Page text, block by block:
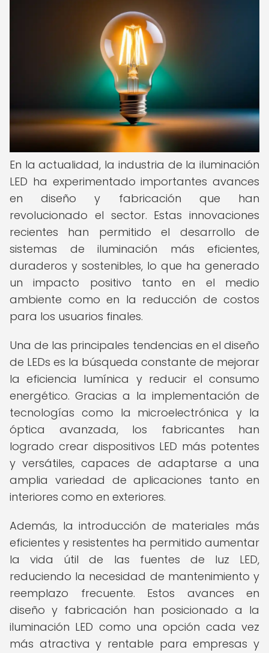
En la actualidad, la industria de la iluminación
LED ha experimentado importantes avances
en diseño y fabricación que han
revolucionado el sector. Estas innovaciones
recientes han permitido el desarrollo de
sistemas de iluminación más eficientes,
duraderos y sostenibles, lo que ha generado
un impacto positivo tanto en el medio
ambiente como en la reducción de costos
para los usuarios finales.
Una de las principales tendencias en el diseño
de LEDs es la búsqueda constante de mejorar
la eficiencia lumínica y reducir el consumo
energético. Gracias a la implementación de
tecnologías como la microelectrónica y la
óptica avanzada, los fabricantes han
logrado crear dispositivos LED más potentes
y versátiles, capaces de adaptarse a una
amplia variedad de aplicaciones tanto en
interiores como en exteriores.
Además, la introducción de materiales más
eficientes y resistentes ha permitido aumentar
la vida útil de las fuentes de luz LED,
reduciendo la necesidad de mantenimiento y
reemplazo frecuente. Estos avances en
diseño y fabricación han posicionado a la
iluminación LED como una opción cada vez
más atractiva y rentable para empresas y